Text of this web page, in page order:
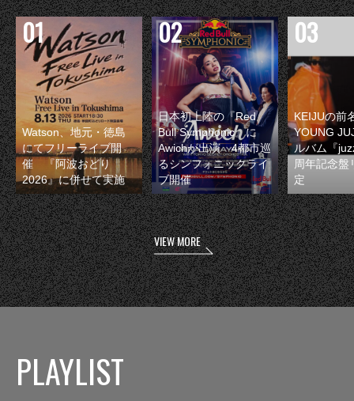
Watson、地元・徳島
にてフリーライブ開
催 『阿波おどり
2026』に併せて実施
日本初上陸の『Red
Bull Symphonic』に
Awichが出演 4都市巡
るシンフォニックライ
ブ開催
KEIJUの前
YOUNG
ルバム『
周年記念盤
定
VIEW MORE
PLAYLIST